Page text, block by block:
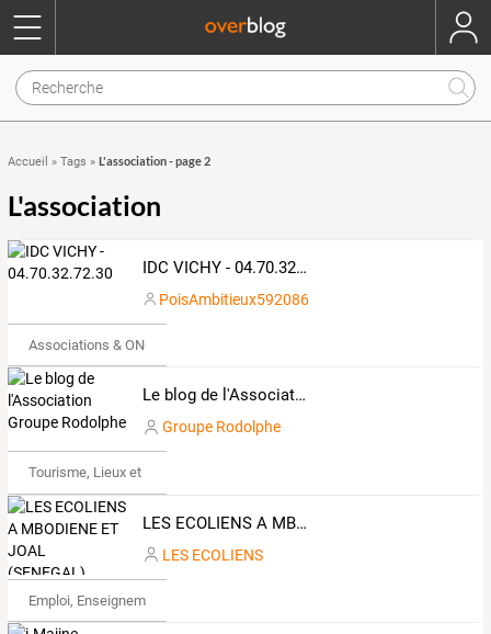
Accueil » Tags » L'association - page 2
L'association
IDC VICHY - 04.70.32.72.30
PoisAmbitieux592086
Associations & ONG
Le blog de l'Association Groupe Rodolphe
Groupe Rodolphe
Tourisme, Lieux et Événements
LES ECOLIENS A MBODIENE ET JOAL (SENEGAL)
LES ECOLIENS
Emploi, Enseignement & Etudes